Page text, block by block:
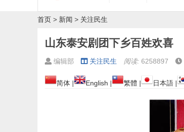
首页 > 新闻 > 关注民生
山东泰安剧团下乡百姓欢喜
编辑部 关注民生 阅读: 6258897
简体 | English | 繁體 | 日本語 |